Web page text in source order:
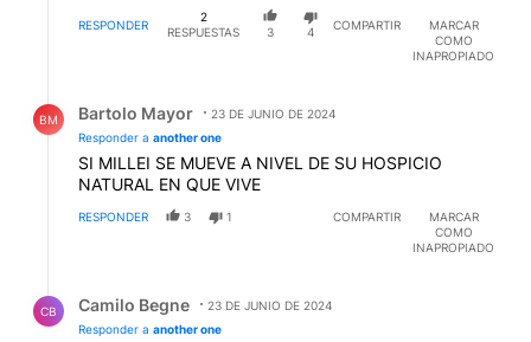
RESPONDER
2
RESPUESTAS
3 4
COMPARTIR
MARCAR
COMO
INAPROPIADO
BM Bartolo Mayor
23 DE JUNIO DE 2024
Responder a another one
SI MILLEI SE MUEVE A NIVEL DE SU HOSPICIO
NATURAL EN QUE VIVE
RESPONDER 3 1 COMPARTIR
MARCAR
COMO
INAPROPIADO
CB Camilo Begne
23 DE JUNIO DE 2024
Responder a another one